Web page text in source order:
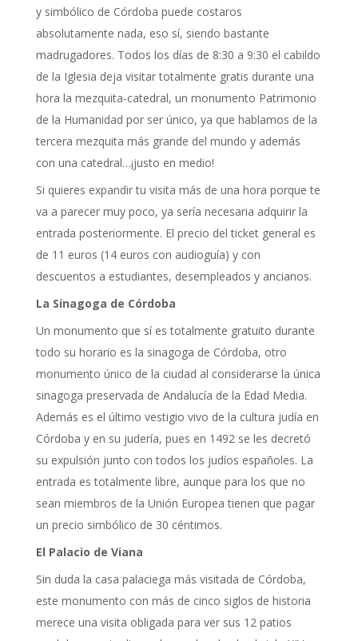
y simbólico de Córdoba puede costaros
absolutamente nada, eso sí, siendo bastante
madrugadores. Todos los días de 8:30 a 9:30 el cabildo
de la Iglesia deja visitar totalmente gratis durante una
hora la mezquita-catedral, un monumento Patrimonio
de la Humanidad por ser único, ya que hablamos de la
tercera mezquita más grande del mundo y además
con una catedral…¡justo en medio!
Si quieres expandir tu visita más de una hora porque te
va a parecer muy poco, ya sería necesaria adquirir la
entrada posteriormente. El precio del ticket general es
de 11 euros (14 euros con audioguía) y con
descuentos a estudiantes, desempleados y ancianos.
La Sinagoga de Córdoba
Un monumento que sí es totalmente gratuito durante
todo su horario es la sinagoga de Córdoba, otro
monumento único de la ciudad al considerarse la única
sinagoga preservada de Andalucía de la Edad Media.
Además es el último vestigio vivo de la cultura judía en
Córdoba y en su judería, pues en 1492 se les decretó
su expulsión junto con todos los judíos españoles. La
entrada es totalmente libre, aunque para los que no
sean miembros de la Unión Europea tienen que pagar
un precio simbólico de 30 céntimos.
El Palacio de Viana
Sin duda la casa palaciega más visitada de Córdoba,
este monumento con más de cinco siglos de historia
merece una visita obligada para ver sus 12 patios